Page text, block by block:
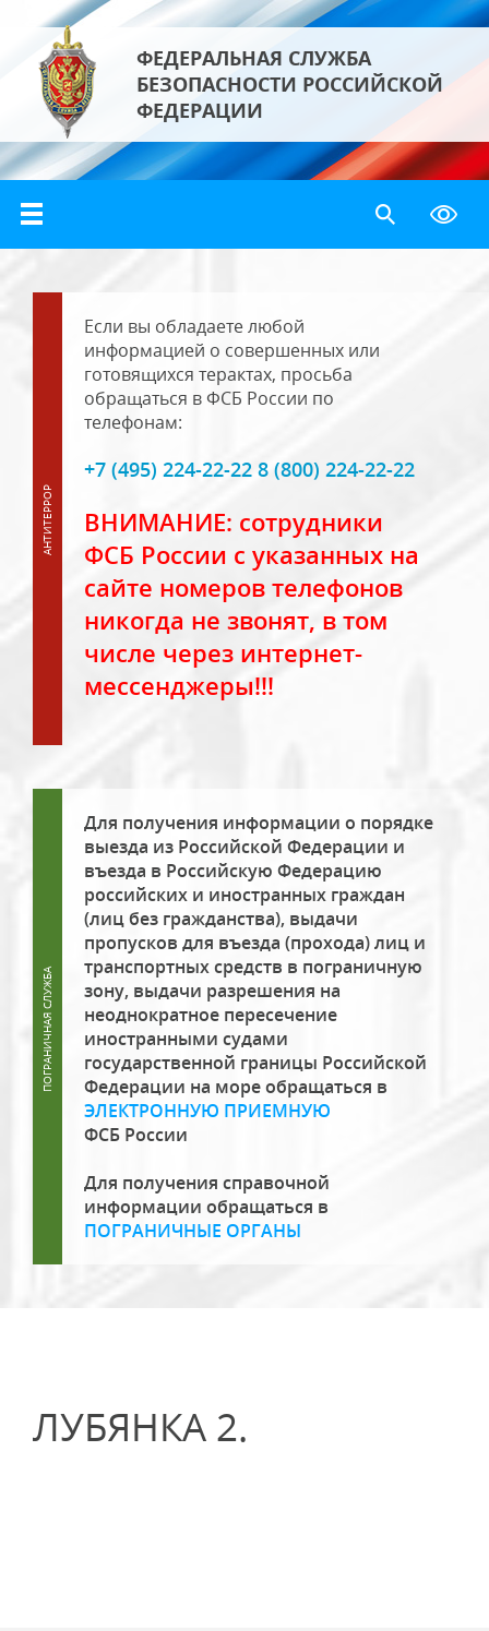
ФЕДЕРАЛЬНАЯ СЛУЖБА
БЕЗОПАСНОСТИ РОССИЙСКОЙ
ФЕДЕРАЦИИ
Если вы обладаете любой
информацией о совершенных или
готовящихся терактах, просьба
обращаться в ФСБ России по
телефонам:
+7 (495) 224-22-22 8 (800) 224-22-22
ВНИМАНИЕ: сотрудники
ФСБ России с указанных на
сайте номеров телефонов
никогда не звонят, в том
числе через интернет-
мессенджеры!!!
Для получения информации о порядке
выезда из Российской Федерации и
въезда в Российскую Федерацию
российских и иностранных граждан
(лиц без гражданства), выдачи
пропусков для въезда (прохода) лиц и
транспортных средств в пограничную
зону, выдачи разрешения на
неоднократное пересечение
иностранными судами
государственной границы Российской
Федерации на море обращаться в
ЭЛЕКТРОННУЮ ПРИЕМНУЮ
ФСБ России
Для получения справочной
информации обращаться в
ПОГРАНИЧНЫЕ ОРГАНЫ
ЛУБЯНКА 2.